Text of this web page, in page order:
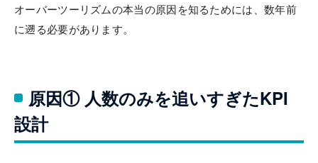
オーバーツーリズムの本当の原因を知るためには、数年前
に遡る必要があります。
原因① 人数のみを追いすぎたKPI
設計